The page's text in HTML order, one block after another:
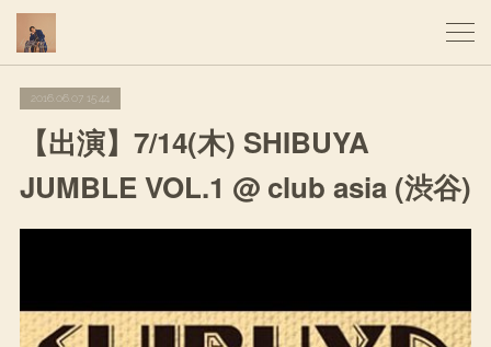
2016.06.07 15:44
【出演】7/14(木) SHIBUYA
JUMBLE VOL.1 @ club asia (渋谷)